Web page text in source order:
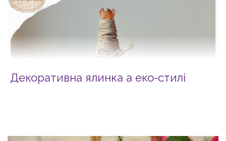
Декоративна ялинка а еко-стилі